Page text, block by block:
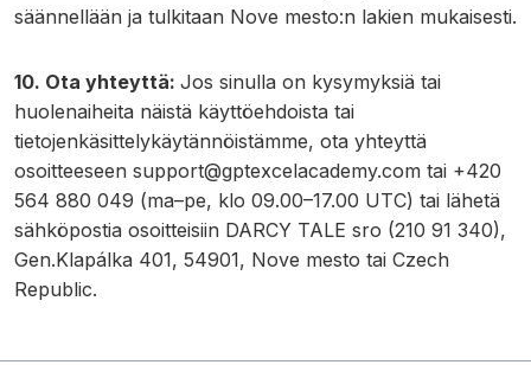
säännellään ja tulkitaan Nove mesto:n lakien mukaisesti.
10. Ota yhteyttä: Jos sinulla on kysymyksiä tai
huolenaiheita näistä käyttöehdoista tai
tietojenkäsittelykäytännöistämme, ota yhteyttä
osoitteeseen support@gptexcelacademy.com tai +420
564 880 049 (ma–pe, klo 09.00–17.00 UTC) tai lähetä
sähköpostia osoitteisiin DARCY TALE sro (210 91 340),
Gen.Klapálka 401, 54901, Nove mesto tai Czech
Republic.